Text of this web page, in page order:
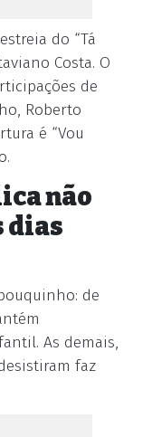
do “Tá
Costa. O
de
Roberto
é “Vou
não
dias
de
As demais,
faz